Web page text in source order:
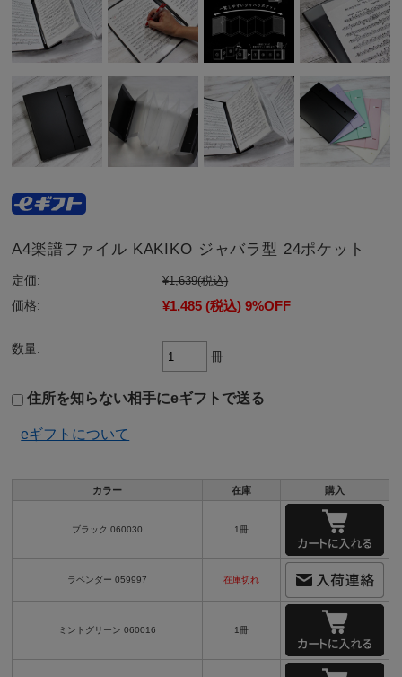
A4楽譜ファイル KAKIKO ジャバラ型 24ポケット
定価: ¥1,639(税込)
価格:
¥1,485 (税込) 9%OFF
数量:
冊
住所を知らない相手にeギフトで送る
eギフトについて
カラー 在庫 購入
ブラック 060030 1冊
ラベンダー 059997 在庫切れ
ミントグリーン 060016 1冊